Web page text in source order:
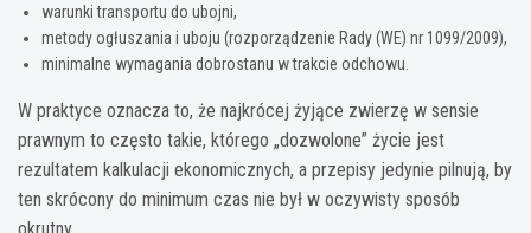
warunki transportu do ubojni,
metody ogłuszania i uboju (rozporządzenie Rady (WE) nr 1099/2009),
minimalne wymagania dobrostanu w trakcie odchowu.
W praktyce oznacza to, że najkrócej żyjące zwierzę w sensie
prawnym to często takie, którego „dozwolone” życie jest
rezultatem kalkulacji ekonomicznych, a przepisy jedynie pilnują, by
ten skrócony do minimum czas nie był w oczywisty sposób